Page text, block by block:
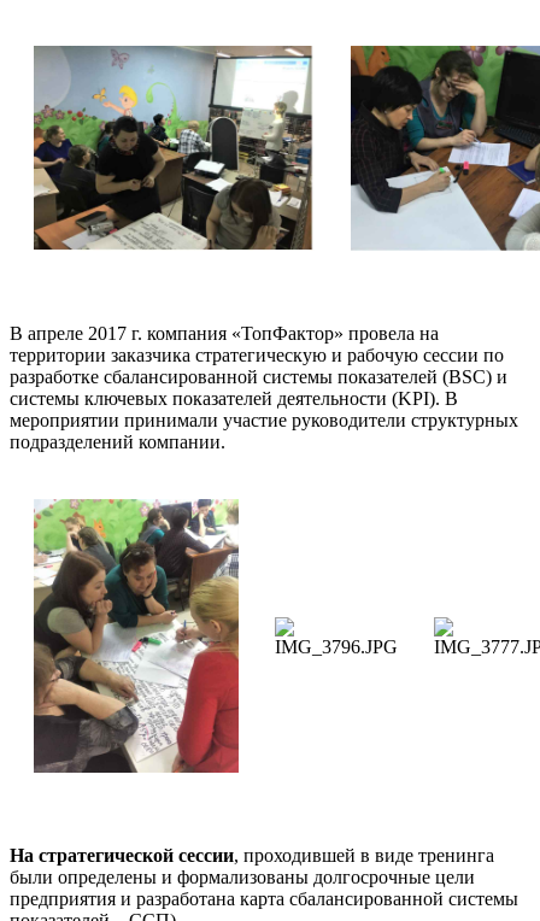
В апреле 2017 г. компания «ТопФактор» провела на
территории заказчика стратегическую и рабочую сессии по
разработке сбалансированной системы показателей (BSC) и
системы ключевых показателей деятельности (KPI). В
мероприятии принимали участие руководители структурных
подразделений компании.
На стратегической сессии, проходившей в виде тренинга
были определены и формализованы долгосрочные цели
предприятия и разработана карта сбалансированной системы